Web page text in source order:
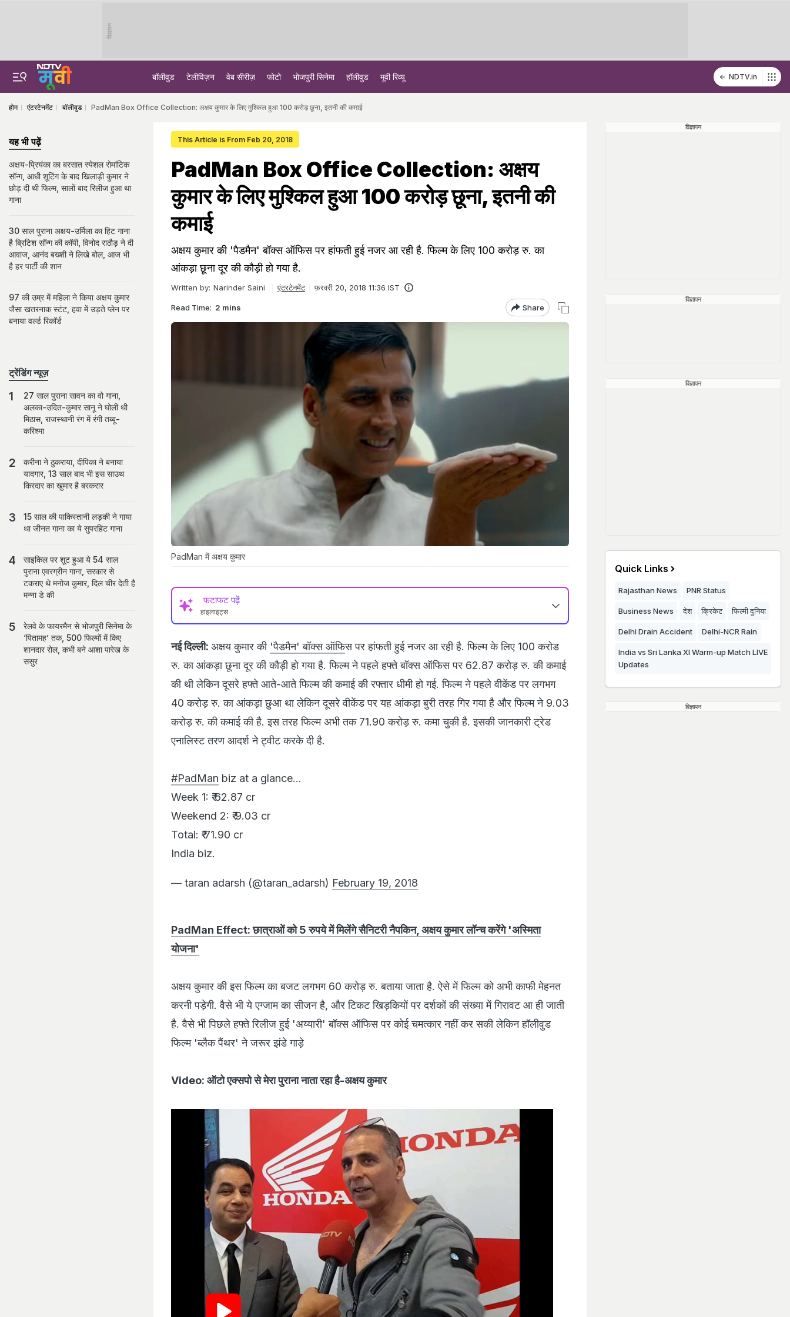
विज्ञापन
बॉलीवुड टेलीविज़न वेब सीरीज़ फोटो भोजपुरी सिनेमा हॉलीवुड मूवी रिव्यू NDTV.in
होम एंटरटेनमेंट बॉलीवुड PadMan Box Office Collection: अक्षय कुमार के लिए मुश्किल हुआ 100 करोड़ छूना, इतनी की कमाई
This Article is From Feb 20, 2018
PadMan Box Office Collection: अक्षय
कुमार के लिए मुश्किल हुआ 100 करोड़ छूना, इतनी की
कमाई
अक्षय कुमार की 'पैडमैन' बॉक्स ऑफिस पर हांफती हुई नजर आ रही है. फिल्म के लिए 100 करोड़ रु. का
आंकड़ा छूना दूर की कौड़ी हो गया है.
Written by: Narinder Saini एंटरटेनमेंट फ़रवरी 20, 2018 11:36 IST
Read Time: 2 mins Share
PadMan में अक्षय कुमार
फटाफट पढ़ें
हाइलाइट्स
नई दिल्ली: अक्षय कुमार की 'पैडमैन' बॉक्स ऑफिस पर हांफती हुई नजर आ रही है. फिल्म के लिए 100 करोड
रु. का आंकड़ा छूना दूर की कौड़ी हो गया है. फिल्म ने पहले हफ्ते बॉक्स ऑफिस पर 62.87 करोड़ रु. की कमाई
की थी लेकिन दूसरे हफ्ते आते-आते फिल्म की कमाई की रफ्तार धीमी हो गई. फिल्म ने पहले वीकेंड पर लगभग
40 करोड़ रु. का आंकड़ा छुआ था लेकिन दूसरे वीकेंड पर यह आंकड़ा बुरी तरह गिर गया है और फिल्म ने 9.03
करोड़ रु. की कमाई की है. इस तरह फिल्म अभी तक 71.90 करोड़ रु. कमा चुकी है. इसकी जानकारी ट्रेड
एनालिस्ट तरण आदर्श ने ट्वीट करके दी है.
#PadMan biz at a glance...
Week 1: ₹ 62.87 cr
Weekend 2: ₹ 9.03 cr
Total: ₹ 71.90 cr
India biz.
— taran adarsh (@taran_adarsh) February 19, 2018
PadMan Effect: छात्राओं को 5 रुपये में मिलेंगे सैनिटरी नैपकिन, अक्षय कुमार लॉन्च करेंगे 'अस्मिता
योजना'
अक्षय कुमार की इस फिल्म का बजट लगभग 60 करोड़ रु. बताया जाता है. ऐसे में फिल्म को अभी काफी मेहनत
करनी पड़ेगी. वैसे भी ये एग्जाम का सीजन है, और टिकट खिड़कियों पर दर्शकों की संख्या में गिरावट आ ही जाती
है. वैसे भी पिछले हफ्ते रिलीज हुई 'अय्यारी' बॉक्स ऑफिस पर कोई चमत्कार नहीं कर सकी लेकिन हॉलीवुड
फिल्म 'ब्लैक पैंथर' ने जरूर झंडे गाड़े
Video: ऑटो एक्सपो से मेरा पुराना नाता रहा है-अक्षय कुमार
यह भी पढ़ें
अक्षय-प्रियंका का बरसात स्पेशल रोमांटिक
सॉन्ग, आधी शूटिंग के बाद खिलाड़ी कुमार ने
छोड़ दी थी फिल्म, सालों बाद रिलीज हुआ था
गाना
30 साल पुराना अक्षय-उर्मिला का हिट गाना
है ब्रिटिश सॉन्ग की कॉपी, विनोद राठौड़ ने दी
आवाज, आनंद बख्शी ने लिखे बोल, आज भी
है हर पार्टी की शान
97 की उम्र में महिला ने किया अक्षय कुमार
जैसा खतरनाक स्टंट, हवा में उड़ते प्लेन पर
बनाया वर्ल्ड रिकॉर्ड
ट्रेंडिंग न्यूज़
27 साल पुराना सावन का वो गाना,
अलका-उदित-कुमार सानू ने घोली थी
मिठास, राजस्थानी रंग में रंगी तब्बू-
करिश्मा
करीना ने ठुकराया, दीपिका ने बनाया
यादगार, 13 साल बाद भी इस साउथ
किरदार का खुमार है बरकरार
15 साल की पाकिस्तानी लड़की ने गाया
था जीनत गाना का ये सुपरहिट गाना
साइकिल पर शूट हुआ ये 54 साल
पुराना एवरग्रीन गाना, सरकार से
टकराए थे मनोज कुमार, दिल चीर देती है
मन्ना डे की
रेलवे के फायरमैन से भोजपुरी सिनेमा के
‘पितामह’ तक, 500 फिल्मों में किए
शानदार रोल, कभी बने आशा पारेख के
ससुर
विज्ञापन
विज्ञापन
विज्ञापन
Quick Links
Rajasthan News PNR Status
Business News देश क्रिकेट फिल्मी दुनिया
Delhi Drain Accident Delhi-NCR Rain
India vs Sri Lanka XI Warm-up Match LIVE
Updates
विज्ञापन